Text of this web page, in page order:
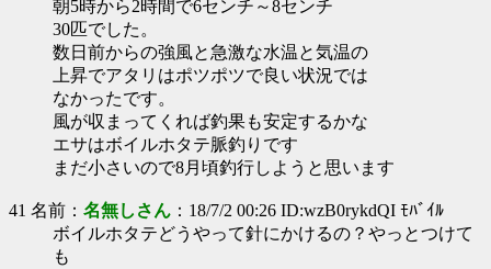
朝5時から2時間で6センチ～8センチ
30匹でした。
数日前からの強風と急激な水温と気温の
上昇でアタリはポツポツで良い状況では
なかったです。
風が収まってくれば釣果も安定するかな
エサはボイルホタテ脈釣りです
まだ小さいので8月頃釣行しようと思います
41 名前： 名無しさん ：18/7/2 00:26 ID:wzB0rykdQI ﾓﾊﾞｲﾙ
ボイルホタテどうやって針にかけるの？やっとつけて
も